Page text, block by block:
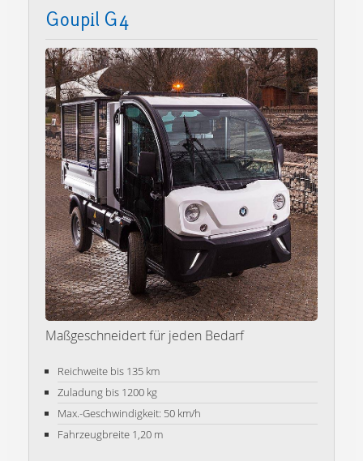
Goupil G4
Maßgeschneidert für jeden Bedarf
Reichweite bis 135 km
Zuladung bis 1200 kg
Max.-Geschwindigkeit: 50 km/h
Fahrzeugbreite 1,20 m